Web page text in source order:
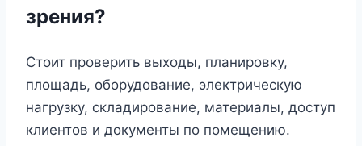
зрения?
Стоит проверить выходы, планировку,
площадь, оборудование, электрическую
нагрузку, складирование, материалы, доступ
клиентов и документы по помещению.